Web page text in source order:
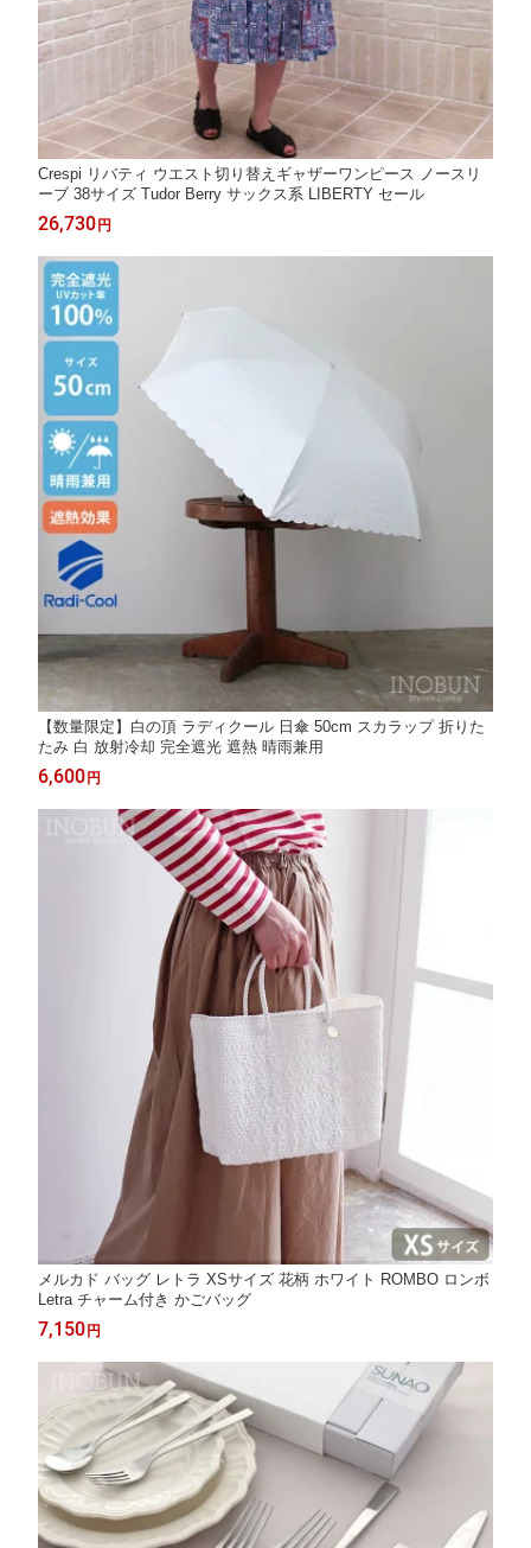
Crespi リバティ ウエスト切り替えギャザーワンピース ノースリ
ーブ 38サイズ Tudor Berry サックス系 LIBERTY セール
26,730 円
【数量限定】白の頂 ラディクール 日傘 50cm スカラップ 折りた
たみ 白 放射冷却 完全遮光 遮熱 晴雨兼用
6,600 円
メルカド バッグ レトラ XSサイズ 花柄 ホワイト ROMBO ロンボ
Letra チャーム付き かごバッグ
7,150 円